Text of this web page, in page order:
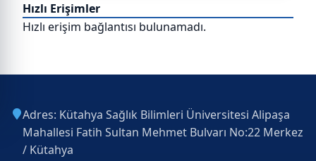
Hızlı Erişimler
Hızlı erişim bağlantısı bulunamadı.
Adres: Kütahya Sağlık Bilimleri Üniversitesi Alipaşa
Mahallesi Fatih Sultan Mehmet Bulvarı No:22 Merkez
/ Kütahya